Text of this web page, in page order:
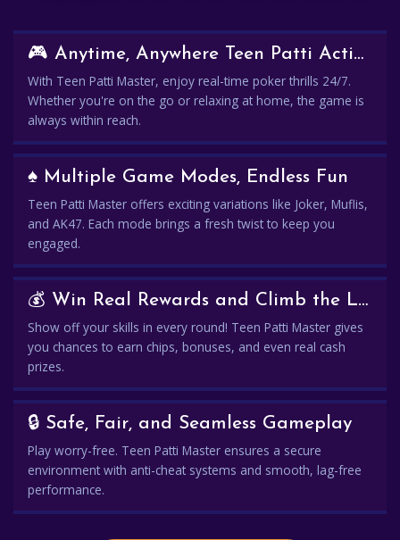
🎮 Anytime, Anywhere Teen Patti Action
With Teen Patti Master, enjoy real-time poker thrills 24/7.
Whether you're on the go or relaxing at home, the game is
always within reach.
♠️ Multiple Game Modes, Endless Fun
Teen Patti Master offers exciting variations like Joker, Muflis,
and AK47. Each mode brings a fresh twist to keep you
engaged.
💰 Win Real Rewards and Climb the Leaderboard
Show off your skills in every round! Teen Patti Master gives
you chances to earn chips, bonuses, and even real cash
prizes.
🔒 Safe, Fair, and Seamless Gameplay
Play worry-free. Teen Patti Master ensures a secure
environment with anti-cheat systems and smooth, lag-free
performance.